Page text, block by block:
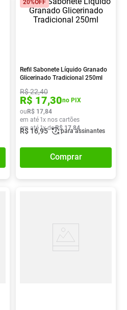
20%OFF
Refil Sabonete Líquido Granado
Glicerinado Tradicional 250ml
R$22,40
R$ 17,30no PIX
ouR$ 17,84
em até 1x nos cartões
em até 1x deR$ 17,84
R$16,95 para assinantes
Comprar